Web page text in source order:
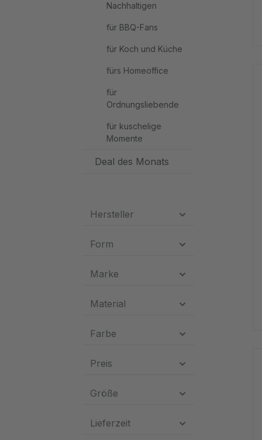
Nachhaltigen
für BBQ-Fans
für Koch und Küche
fürs Homeoffice
für
Ordnungsliebende
für kuschelige
Momente
Deal des Monats
Hersteller
Form
Marke
Material
Farbe
Preis
Größe
Lieferzeit